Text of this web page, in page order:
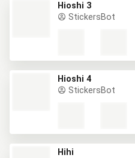
Hioshi 3
StickersBot
Hioshi 4
StickersBot
Hihi